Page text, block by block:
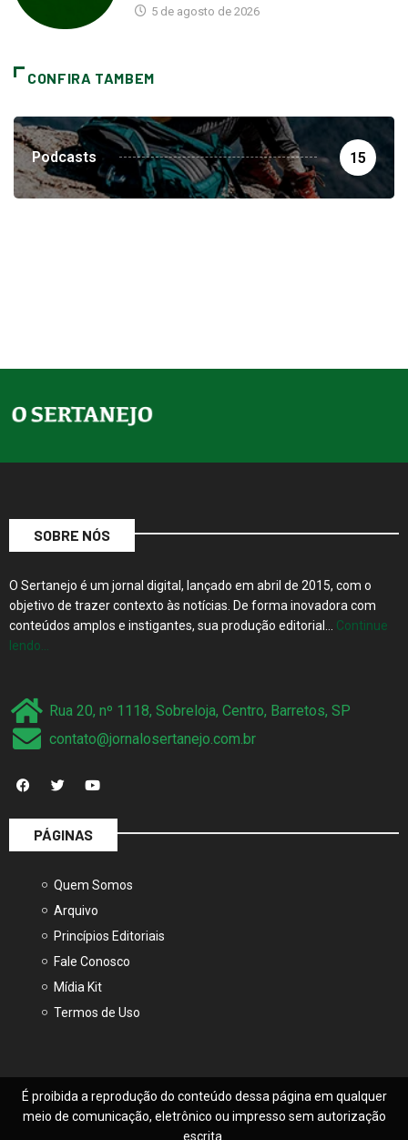
5 de agosto de 2026
CONFIRA TAMBEM
Podcasts 15
SOBRE NÓS
O Sertanejo é um jornal digital, lançado em abril de 2015, com o
objetivo de trazer contexto às notícias. De forma inovadora com
conteúdos amplos e instigantes, sua produção editorial… Continue
lendo…
Rua 20, nº 1118, Sobreloja, Centro, Barretos, SP
contato@jornalosertanejo.com.br
PÁGINAS
Quem Somos
Arquivo
Princípios Editoriais
Fale Conosco
Mídia Kit
Termos de Uso
É proibida a reprodução do conteúdo dessa página em qualquer
meio de comunicação, eletrônico ou impresso sem autorização
escrita.